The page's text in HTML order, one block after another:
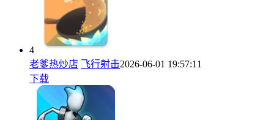
4
老爹热炒店 飞行射击2026-06-01 19:57:11
下载